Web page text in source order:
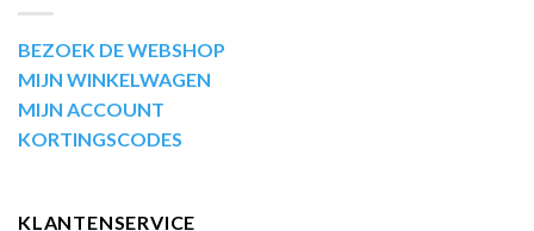
BEZOEK DE WEBSHOP
MIJN WINKELWAGEN
MIJN ACCOUNT
KORTINGSCODES
KLANTENSERVICE